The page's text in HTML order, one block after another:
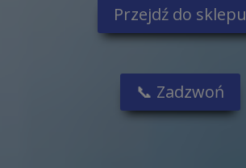
Przejdź do sklepu
📞 Zadzwoń